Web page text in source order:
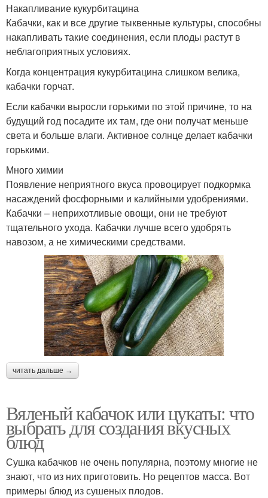
Накапливание кукурбитацина
Кабачки, как и все другие тыквенные культуры, способны
накапливать такие соединения, если плоды растут в
неблагоприятных условиях.
Когда концентрация кукурбитацина слишком велика,
кабачки горчат.
Если кабачки выросли горькими по этой причине, то на
будущий год посадите их там, где они получат меньше
света и больше влаги. Активное солнце делает кабачки
горькими.
Много химии
Появление неприятного вкуса провоцирует подкормка
насаждений фосфорными и калийными удобрениями.
Кабачки – неприхотливые овощи, они не требуют
тщательного ухода. Кабачки лучше всего удобрять
навозом, а не химическими средствами.
читать дальше →
Вяленый кабачок или цукаты: что
выбрать для создания вкусных
блюд
Сушка кабачков не очень популярна, поэтому многие не
знают, что из них приготовить. Но рецептов масса. Вот
примеры блюд из сушеных плодов.